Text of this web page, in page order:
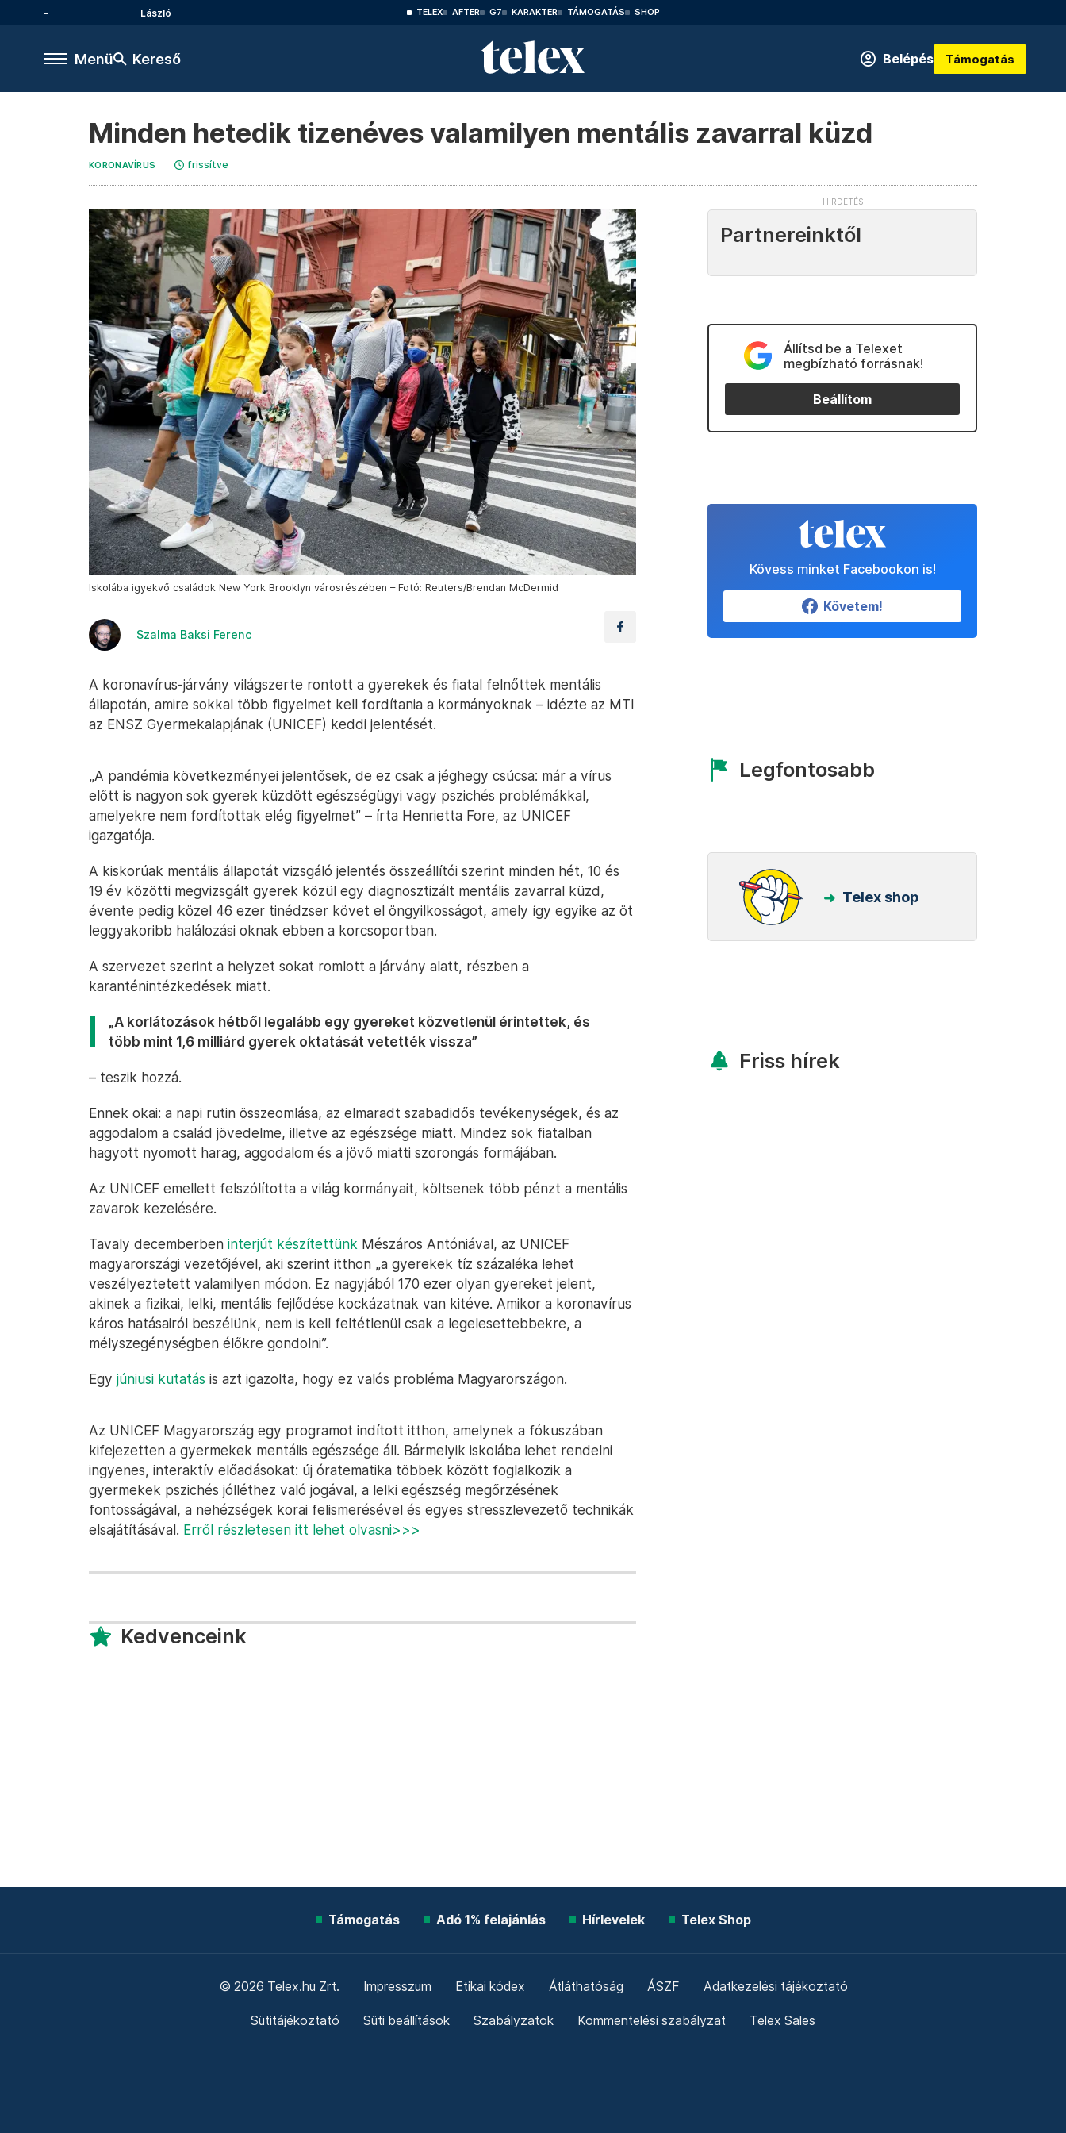
László TELEX AFTER G7 KARAKTER TÁMOGATÁS SHOP
Menü Kereső Belépés Támogatás
Minden hetedik tizenéves valamilyen mentális zavarral küzd
KORONAVÍRUS frissítve
Iskolába igyekvő családok New York Brooklyn városrészében – Fotó: Reuters/Brendan McDermid
Szalma Baksi Ferenc
A koronavírus-járvány világszerte rontott a gyerekek és fiatal felnőttek mentális
állapotán, amire sokkal több figyelmet kell fordítania a kormányoknak – idézte az MTI
az ENSZ Gyermekalapjának (UNICEF) keddi jelentését.
„A pandémia következményei jelentősek, de ez csak a jéghegy csúcsa: már a vírus
előtt is nagyon sok gyerek küzdött egészségügyi vagy pszichés problémákkal,
amelyekre nem fordítottak elég figyelmet” – írta Henrietta Fore, az UNICEF
igazgatója.
A kiskorúak mentális állapotát vizsgáló jelentés összeállítói szerint minden hét, 10 és
19 év közötti megvizsgált gyerek közül egy diagnosztizált mentális zavarral küzd,
évente pedig közel 46 ezer tinédzser követ el öngyilkosságot, amely így egyike az öt
leggyakoribb halálozási oknak ebben a korcsoportban.
A szervezet szerint a helyzet sokat romlott a járvány alatt, részben a
karanténintézkedések miatt.
„A korlátozások hétből legalább egy gyereket közvetlenül érintettek, és
több mint 1,6 milliárd gyerek oktatását vetették vissza”
– teszik hozzá.
Ennek okai: a napi rutin összeomlása, az elmaradt szabadidős tevékenységek, és az
aggodalom a család jövedelme, illetve az egészsége miatt. Mindez sok fiatalban
hagyott nyomott harag, aggodalom és a jövő miatti szorongás formájában.
Az UNICEF emellett felszólította a világ kormányait, költsenek több pénzt a mentális
zavarok kezelésére.
Tavaly decemberben interjút készítettünk Mészáros Antóniával, az UNICEF
magyarországi vezetőjével, aki szerint itthon „a gyerekek tíz százaléka lehet
veszélyeztetett valamilyen módon. Ez nagyjából 170 ezer olyan gyereket jelent,
akinek a fizikai, lelki, mentális fejlődése kockázatnak van kitéve. Amikor a koronavírus
káros hatásairól beszélünk, nem is kell feltétlenül csak a legelesettebbekre, a
mélyszegénységben élőkre gondolni”.
Egy júniusi kutatás is azt igazolta, hogy ez valós probléma Magyarországon.
Az UNICEF Magyarország egy programot indított itthon, amelynek a fókuszában
kifejezetten a gyermekek mentális egészsége áll. Bármelyik iskolába lehet rendelni
ingyenes, interaktív előadásokat: új óratematika többek között foglalkozik a
gyermekek pszichés jólléthez való jogával, a lelki egészség megőrzésének
fontosságával, a nehézségek korai felismerésével és egyes stresszlevezető technikák
elsajátításával. Erről részletesen itt lehet olvasni>>>
Kedvenceink
Partnereinktől
Állítsd be a Telexet
megbízható forrásnak!
Beállítom
Kövess minket Facebookon is!
Követem!
Legfontosabb
Telex shop
Friss hírek
Támogatás Adó 1% felajánlás Hírlevelek Telex Shop
© 2026 Telex.hu Zrt. Impresszum Etikai kódex Átláthatóság ÁSZF Adatkezelési tájékoztató
Sütitájékoztató Süti beállítások Szabályzatok Kommentelési szabályzat Telex Sales